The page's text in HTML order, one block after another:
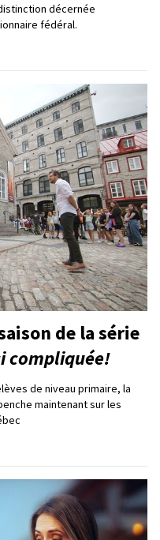
décernée
fédéral.
de la série
compliquée!
de niveau primaire, la
maintenant sur les